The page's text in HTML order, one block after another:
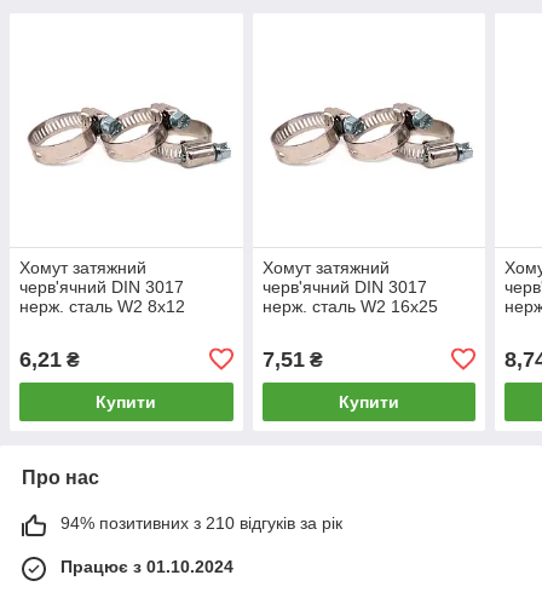
Хомут затяжний
черв'ячний DIN 3017
нерж. сталь W2 8х12
6,21 ₴
Купити
Хомут затяжний
черв'ячний DIN 3017
нерж. сталь W2 16х25
7,51₴
Купити
Про нас
94% позитивних з 210 відгуків за рік
Працює з 01.10.2024